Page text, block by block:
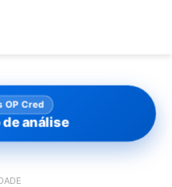
OP Cred
análise